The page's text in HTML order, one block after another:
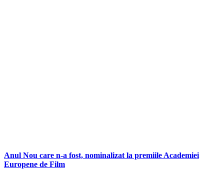
Anul Nou care n-a fost, nominalizat la premiile Academiei
Europene de Film